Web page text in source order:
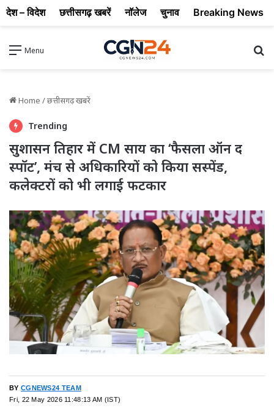
Menu
Home /छत्तीसगढ़ खबरें
Trending
सुशासन तिहार में CM साय का ‘फैसला ऑन द
स्पॉट’, मंच से अधिकारियों को किया सस्पेंड,
कलेक्टरों को भी लगाई फटकार
BY CGNEWS24 TEAM
Fri, 22 May 2026 11:48:13 AM (IST)
देश – विदेश छत्तीसगढ़ खबरें नॉलेज चुनाव Breaking News